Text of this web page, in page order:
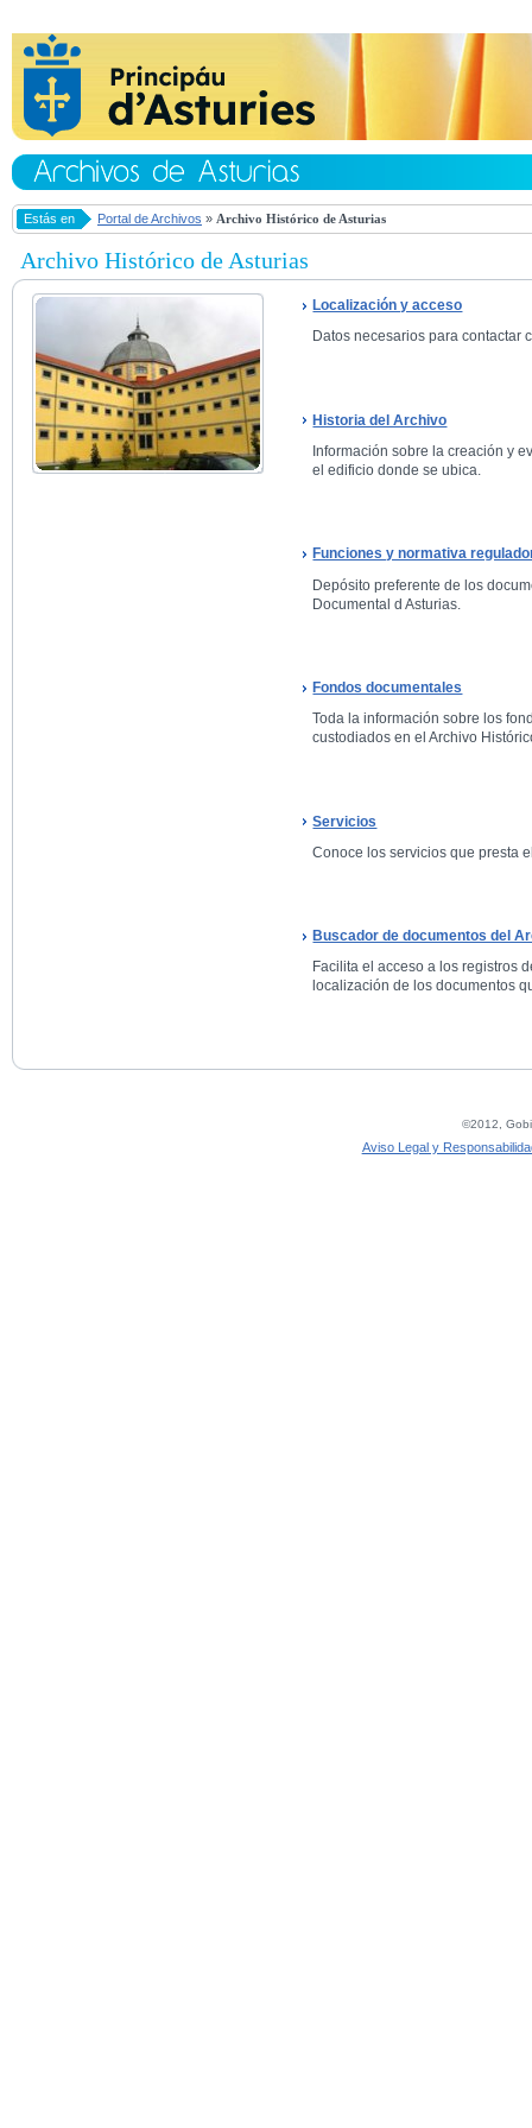
Estás en Portal de Archivos » Archivo Histórico de Asturias
Archivo Histórico de Asturias
Localización y acceso
Datos necesarios para contactar
Historia del Archivo
Información sobre la creación y
el edificio donde se ubica.
Funciones y normativa
Depósito preferente de los
Documental d Asturias.
Fondos documentales
Toda la información sobre los
custodiados en el Archivo
Servicios
Conoce los servicios que presta
Buscador de documentos del
Facilita el acceso a los registros
localización de los documentos
©2012,
Aviso Legal y